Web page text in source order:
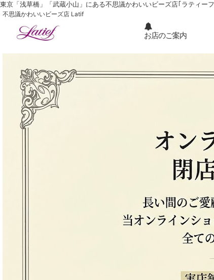
東京「浅草橋」「武蔵小山」にある不思議かわいいビーズ店｢ラティー
不思議かわいいビーズ店 Latif
お店のご案内